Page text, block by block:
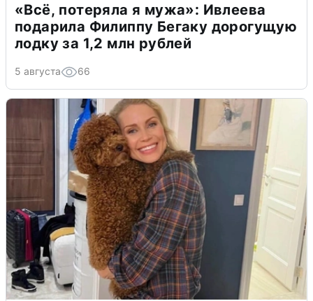
«Всё, потеряла я мужа»: Ивлеева
подарила Филиппу Бегаку дорогущую
лодку за 1,2 млн рублей
5 августа 66